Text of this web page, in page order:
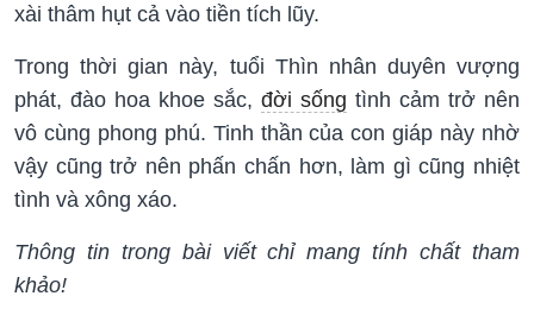
xài thâm hụt cả vào tiền tích lũy.
Trong thời gian này, tuổi Thìn nhân duyên vượng
phát, đào hoa khoe sắc, đời sống tình cảm trở nên
vô cùng phong phú. Tinh thần của con giáp này nhờ
vậy cũng trở nên phấn chấn hơn, làm gì cũng nhiệt
tình và xông xáo.
Thông tin trong bài viết chỉ mang tính chất tham
khảo!